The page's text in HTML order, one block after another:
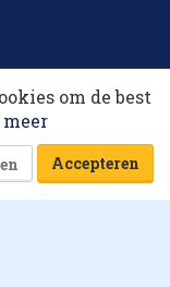
om de best
meer
Accepteren